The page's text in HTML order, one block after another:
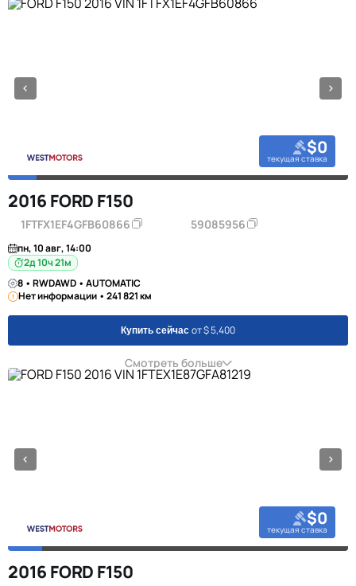
$0
текущая ставка
2016 FORD F150
1FTFX1EF4GFB60866 59085956
пн, 10 авг, 14:00
2д 10ч 21м
8 • RWDAWD • AUTOMATIC
Нет информации • 241 821 км
Купить сейчас от $ 5,400
Смотреть больше
$0
текущая ставка
2016 FORD F150